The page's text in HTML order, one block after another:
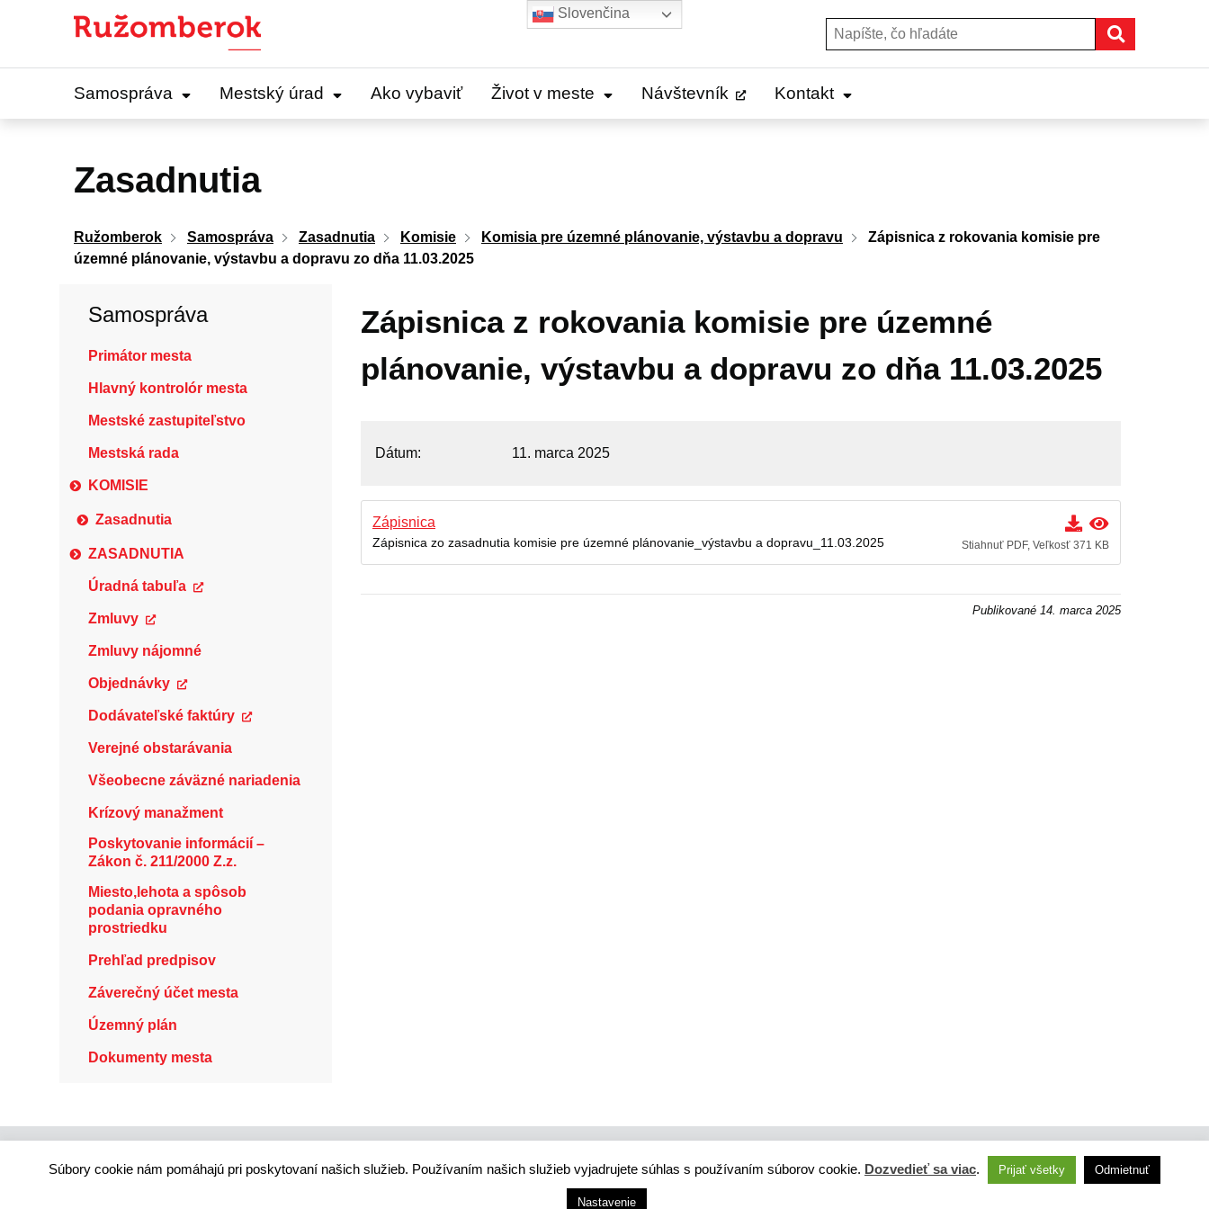
Hľadať:
Samospráva Mestský úrad Ako vybaviť Život v meste Návštevník Kontakt
Zasadnutia
Ružomberok Samospráva Zasadnutia Komisie Komisia pre územné plánovanie, výstavbu a dopravu
Zápisnica z rokovania komisie pre
územné plánovanie, výstavbu a dopravu zo dňa 11.03.2025
Samospráva
Primátor mesta
Hlavný kontrolór mesta
Mestské zastupiteľstvo
Mestská rada
KOMISIE
Zasadnutia
ZASADNUTIA
Úradná tabuľa
Zmluvy
Zmluvy nájomné
Objednávky
Dodávateľské faktúry
Verejné obstarávania
Všeobecne záväzné nariadenia
Krízový manažment
Poskytovanie informácií –
Zákon č. 211/2000 Z.z.
Miesto,lehota a spôsob
podania opravného
prostriedku
Prehľad predpisov
Záverečný účet mesta
Územný plán
Dokumenty mesta
Zápisnica z rokovania komisie pre územné
plánovanie, výstavbu a dopravu zo dňa 11.03.2025
Dátum 11. marca 2025
Zápisnica
Zápisnica zo zasadnutia komisie pre územné plánovanie_výstavbu a dopravu_11.03.2025 Stiahnuť PDF, Veľkosť 371 KB
Publikované 14. marca 2025
Správca webového sídla: Mesto Ružomberok, Námestie A. Hlinku 1098/1, 034 01 Ružomberok, Slovensko
Súbory cookie nám pomáhajú pri poskytovaní našich služieb. Používaním našich služieb vyjadrujete súhlas s používaním súborov cookie. Dozvedieť sa viac. Prijať všetky Odmietnuť
Nastavenie
Slovenčina